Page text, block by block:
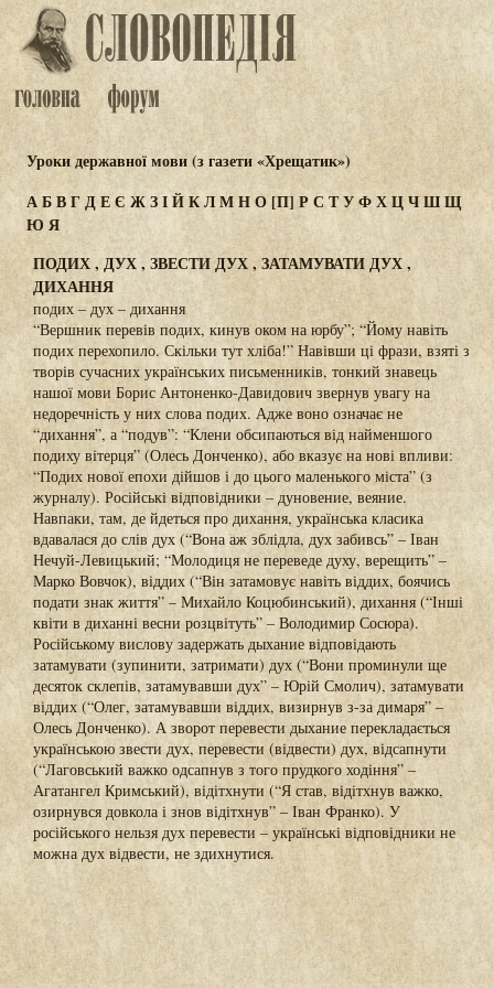
Уроки державної мови (з газети «Хрещатик»)
АБВГДЕЄ ЖЗІЙКЛМНО[П] РСТУФХЦЧШЩ
Ю Я
ПОДИХ , ДУХ , ЗВЕСТИ ДУХ , ЗАТАМУВАТИ ДУХ ,
ДИХАННЯ
подих – дух – дихання
“Вершник перевів подих, кинув оком на юрбу”; “Йому навіть
подих перехопило. Скільки тут хліба!” Навівши ці фрази, взяті з
творів сучасних українських письменників, тонкий знавець
нашої мови Борис Антоненко-Давидович звернув увагу на
недоречність у них слова подих. Адже воно означає не
“дихання”, а “подув”: “Клени обсипаються від найменшого
подиху вітерця” (Олесь Донченко), або вказує на нові впливи:
“Подих нової епохи дійшов і до цього маленького міста” (з
журналу). Російські відповідники – дуновение, веяние.
Навпаки, там, де йдеться про дихання, українська класика
вдавалася до слів дух (“Вона аж зблідла, дух забивсь” – Іван
Нечуй-Левицький; “Молодиця не переведе духу, верещить” –
Марко Вовчок), віддих (“Він затамовує навіть віддих, боячись
подати знак життя” – Михайло Коцюбинський), дихання (“Інші
квіти в диханні весни розцвітуть” – Володимир Сосюра).
Російському вислову задержать дыхание відповідають
затамувати (зупинити, затримати) дух (“Вони проминули ще
десяток склепів, затамувавши дух” – Юрій Смолич), затамувати
віддих (“Олег, затамувавши віддих, визирнув з-за димаря” –
Олесь Донченко). А зворот перевести дыхание перекладається
українською звести дух, перевести (відвести) дух, відсапнути
(“Лаговський важко одсапнув з того прудкого ходіння” –
Агатангел Кримський), відітхнути (“Я став, відітхнув важко,
озирнувся довкола і знов відітхнув” – Іван Франко). У
російського нельзя дух перевести – українські відповідники не
можна дух відвести, не здихнутися.